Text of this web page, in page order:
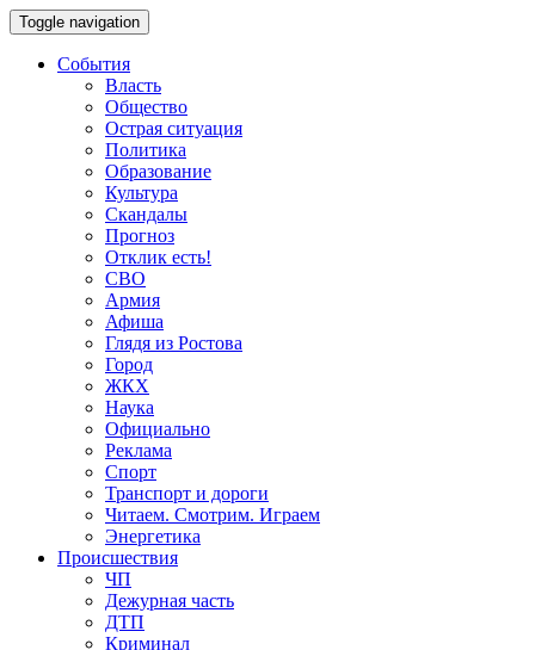
Toggle navigation
События
Власть
Общество
Острая ситуация
Политика
Образование
Культура
Скандалы
Прогноз
Отклик есть!
СВО
Армия
Афиша
Глядя из Ростова
Город
ЖКХ
Наука
Официально
Реклама
Спорт
Транспорт и дороги
Читаем. Смотрим. Играем
Энергетика
Происшествия
ЧП
Дежурная часть
ДТП
Криминал